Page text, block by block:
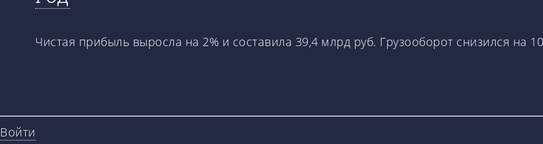
Чистая прибыль выросла на 2% и составила 39,4 млрд руб. Грузооборот снизился на
Войти